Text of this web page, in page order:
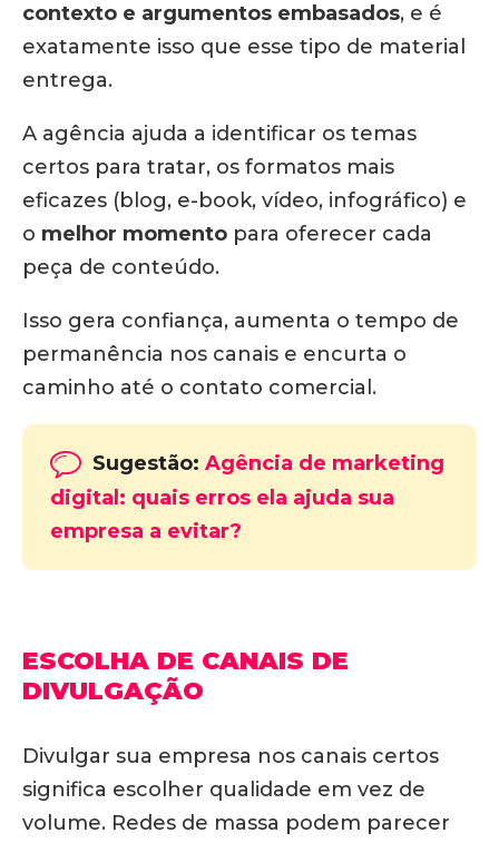
contexto e argumentos embasados, e é
exatamente isso que esse tipo de material
entrega.
A agência ajuda a identificar os temas
certos para tratar, os formatos mais
eficazes (blog, e-book, vídeo, infográfico) e
o melhor momento para oferecer cada
peça de conteúdo.
Isso gera confiança, aumenta o tempo de
permanência nos canais e encurta o
caminho até o contato comercial.
Sugestão: Agência de marketing
digital: quais erros ela ajuda sua
empresa a evitar?
ESCOLHA DE CANAIS DE
DIVULGAÇÃO
Divulgar sua empresa nos canais certos
significa escolher qualidade em vez de
volume. Redes de massa podem parecer